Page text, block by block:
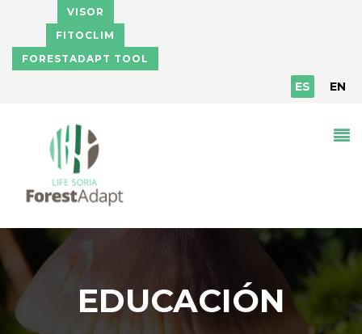
Pasar al contenido principal
VISOR
FITOCLIM
FORESTADAPT TOOL
ES EN
EDUCACIÓN